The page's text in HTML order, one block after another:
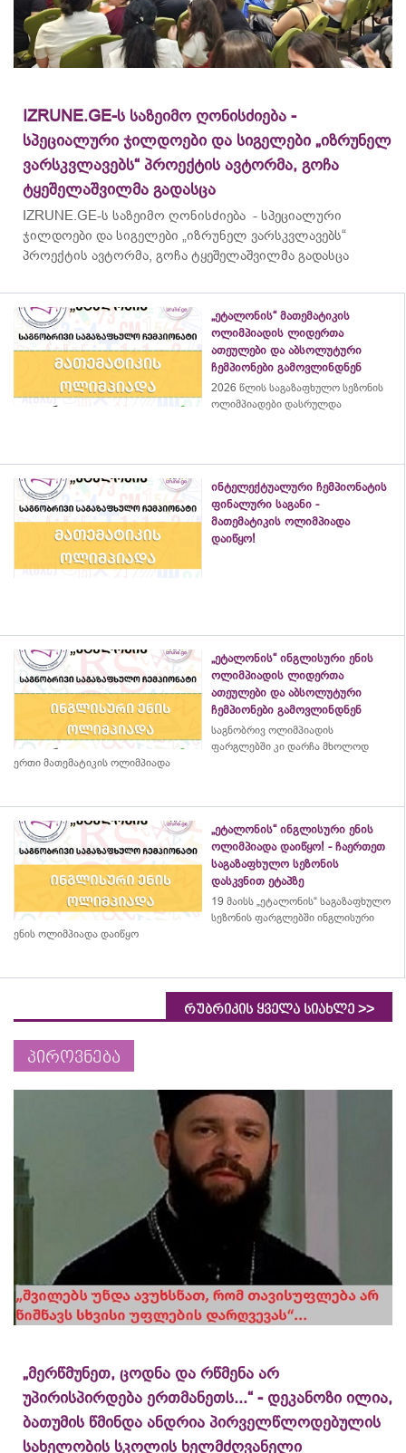
IZRUNE.GE-ს საზეიმო ღონისძიება -
სპეციალური ჯილდოები და სიგელები „იზრუნელ
ვარსკვლავებს“ პროექტის ავტორმა, გოჩა
ტყეშელაშვილმა გადასცა
IZRUNE.GE-ს საზეიმო ღონისძიება - სპეციალური
ჯილდოები და სიგელები „იზრუნელ ვარსკვლავებს“
პროექტის ავტორმა, გოჩა ტყეშელაშვილმა გადასცა
„ეტალონის“ მათემატიკის
ოლიმპიადის ლიდერთა
ათეულები და აბსოლუტური
ჩემპიონები გამოვლინდნენ
2026 წლის საგაზაფხულო სეზონის
ოლიმპიადები დასრულდა
ინტელექტუალური ჩემპიონატის
ფინალური საგანი -
მათემატიკის ოლიმპიადა
დაიწყო!
„ეტალონის“ ინგლისური ენის
ოლიმპიადის ლიდერთა
ათეულები და აბსოლუტური
ჩემპიონები გამოვლინდნენ
საგნობრივ ოლიმპიადის
ფარგლებში კი დარჩა მხოლოდ
ერთი მათემატიკის ოლიმპიადა
„ეტალონის“ ინგლისური ენის
ოლიმპიადა დაიწყო! - ჩაერთეთ
საგაზაფხულო სეზონის
დასკვნით ეტაპზე
19 მაისს „ეტალონის“ საგაზაფხულო
სეზონის ფარგლებში ინგლისური
ენის ოლიმპიადა დაიწყო
რუბრიკის ყველა სიახლე >>
პიროვნება
„მერწმუნეთ, ცოდნა და რწმენა არ
უპირისპირდება ერთმანეთს...“ - დეკანოზი ილია,
ბათუმის წმინდა ანდრია პირველწლოდებულის
სახელობის სკოლის ხელმძღვანელი